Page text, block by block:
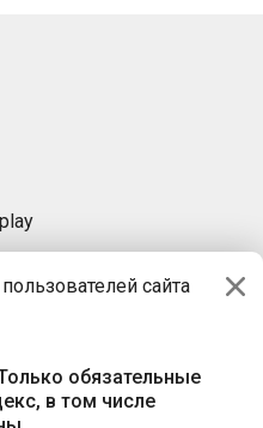
сайта
обязательные
в том числе
БАЙ»
пр-т Независимости